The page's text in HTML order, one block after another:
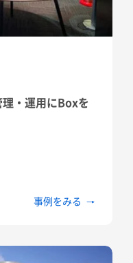
・運用にBoxを
事例をみる